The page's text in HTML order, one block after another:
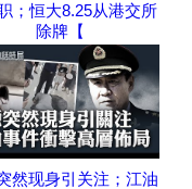
；恒大8.25从港交所
除牌【
然现身引关注；江油